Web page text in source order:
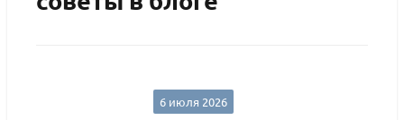
6 июля 2026